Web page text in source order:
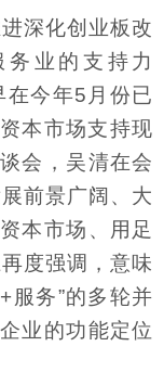
深化创业板改
业的支持力
在今年5月份已
本市场支持现
会，吴清在会
前景广阔、大
本市场、用足
度强调，意味
服务”的多轮并
业的功能定位